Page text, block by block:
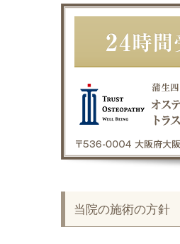
当院の施術の方針